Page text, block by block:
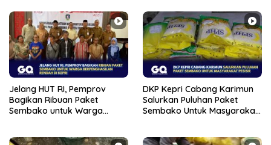
Jelang HUT RI, Pemprov
Bagikan Ribuan Paket
Sembako untuk Warga
DKP Kepri Cabang Karimun
Salurkan Puluhan Paket
Sembako Untuk Masyarakat